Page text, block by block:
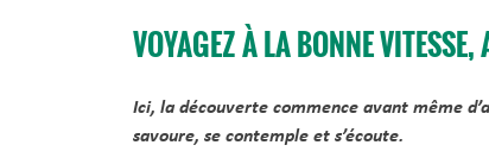
VOYAGEZ À LA BONNE
Ici, la découverte commence avant même
savoure, se contemple et s’écoute.